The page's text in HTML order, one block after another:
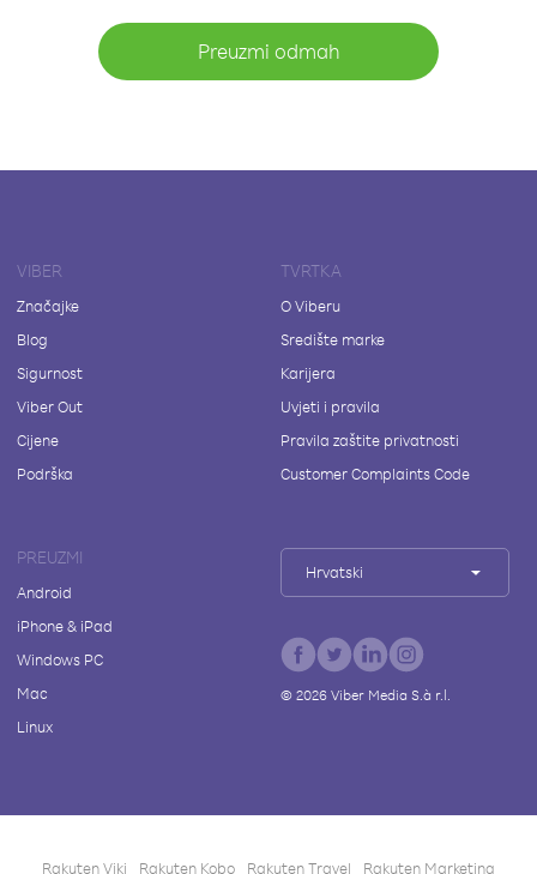
Preuzmi odmah
VIBER
Značajke
Blog
Sigurnost
Viber Out
Cijene
Podrška
TVRTKA
O Viberu
Središte marke
Karijera
Uvjeti i pravila
Pravila zaštite privatnosti
Customer Complaints Code
PREUZMI
Android
iPhone & iPad
Windows PC
Mac
Linux
Hrvatski
© 2026Viber Media S.à r.l.
Rakuten Viki Rakuten Kobo Rakuten Travel Rakuten Marketing